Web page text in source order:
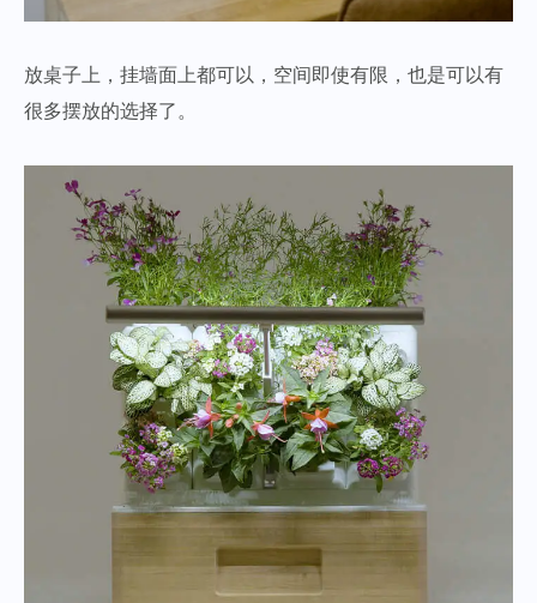
放桌子上，挂墙面上都可以，空间即使有限，也是可以有
很多摆放的选择了。